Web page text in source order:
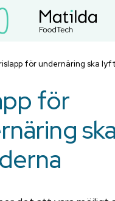
för undernäring ska
för